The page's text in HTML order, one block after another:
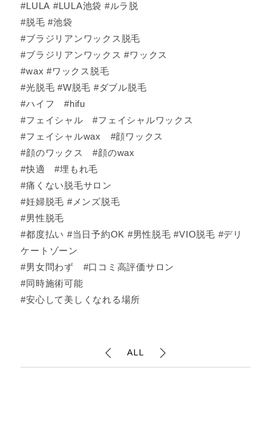
#LULA #LULA池袋 #ルラ脱
#脱毛 #池袋
#ブラジリアンワックス脱毛
#ブラジリアンワックス #ワックス
#wax #ワックス脱毛
#光脱毛 #W脱毛 #ダブル脱毛
#ハイフ #hifu
#フェイシャル #フェイシャルワックス
#フェイシャルwax #顔ワックス
#顔のワックス #顔のwax
#快適 #埋もれ毛
#痛くない脱毛サロン
#妊婦脱毛 #メンズ脱毛
#男性脱毛
#都度払い #当日予約OK #男性脱毛 #VIO脱毛 #デリ
ケートゾーン
#男女問わず #口コミ高評価サロン
#同時施術可能
#安心して美しくなれる場所
ALL